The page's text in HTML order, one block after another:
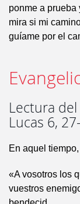
ponme a prueba
mira si mi
guíame por el
Lectura
Lucas 6,
En aquel
«A vosotros los
vuestros